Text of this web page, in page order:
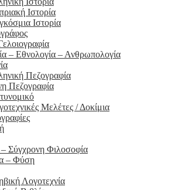
Ιστορία
Ιστορία
– Εθνολογία – Ανθρωπολογία
Πεζογραφία
Πεζογραφία
Μελέτες / Δοκίμια
Σύγχρονη Φιλοσοφία
– Φύση
Λογοτεχνία